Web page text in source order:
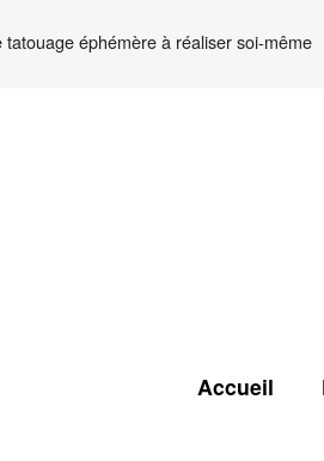
tatouage éphémère à réaliser soi-même
Accueil